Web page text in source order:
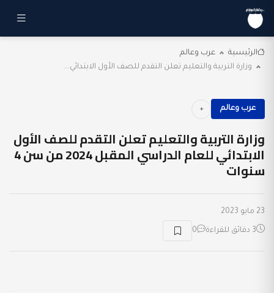
الرئيسية
عرب وعالم
وزارة التربية والتعليم تعلن التقدم للصف الأول الابتدائي...
عرب وعالم
وزارة التربية والتعليم تعلن التقدم للصف الأول
الابتدائي للعام الدراسي المقبل 2024 من سن 4
سنوات
23 مايو 2023
3 دقائق للقراءة 0